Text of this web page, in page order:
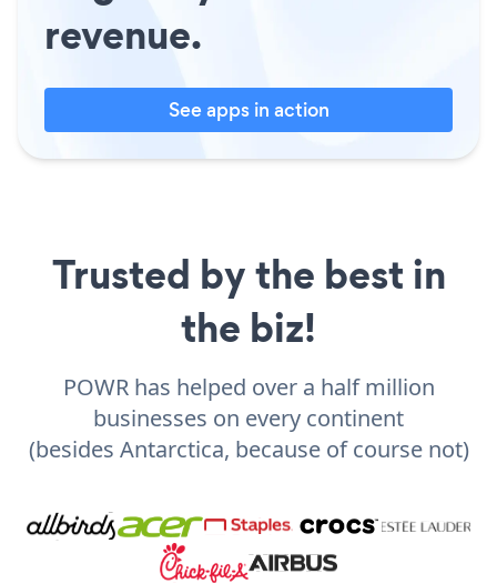
revenue.
See apps in action
Trusted by the best in
the biz!
POWR has helped over a half million
businesses on every continent
(besides Antarctica, because of course not)